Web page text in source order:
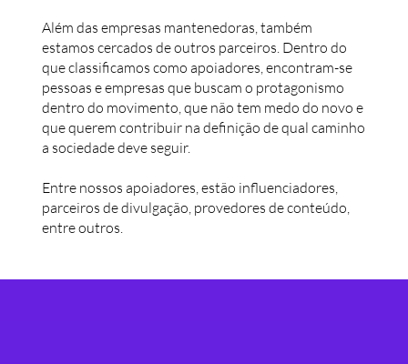
Além das empresas mantenedoras, também
estamos cercados de outros parceiros. Dentro do
que classificamos como apoiadores, encontram-se
pessoas e empresas que buscam o protagonismo
dentro do movimento, que não tem medo do novo e
que querem contribuir na definição de qual caminho
a sociedade deve seguir.
Entre nossos apoiadores, estão influenciadores,
parceiros de divulgação, provedores de conteúdo,
entre outros.